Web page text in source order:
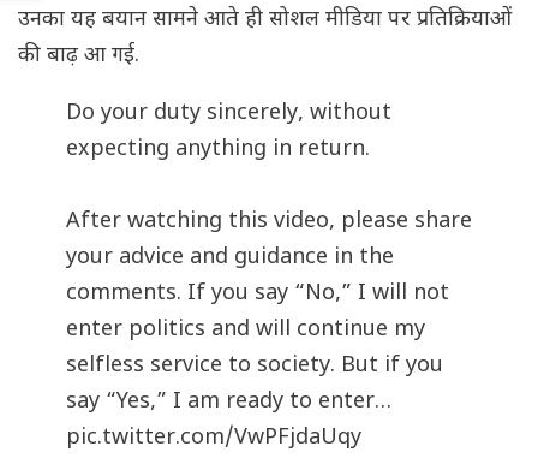
उनका यह बयान सामने आते ही सोशल मीडिया पर प्रतिक्रियाओं
की बाढ़ आ गई.
Do your duty sincerely, without
expecting anything in return.
After watching this video, please share
your advice and guidance in the
comments. If you say “No,” I will not
enter politics and will continue my
selfless service to society. But if you
say “Yes,” I am ready to enter…
pic.twitter.com/VwPFjdaUqy